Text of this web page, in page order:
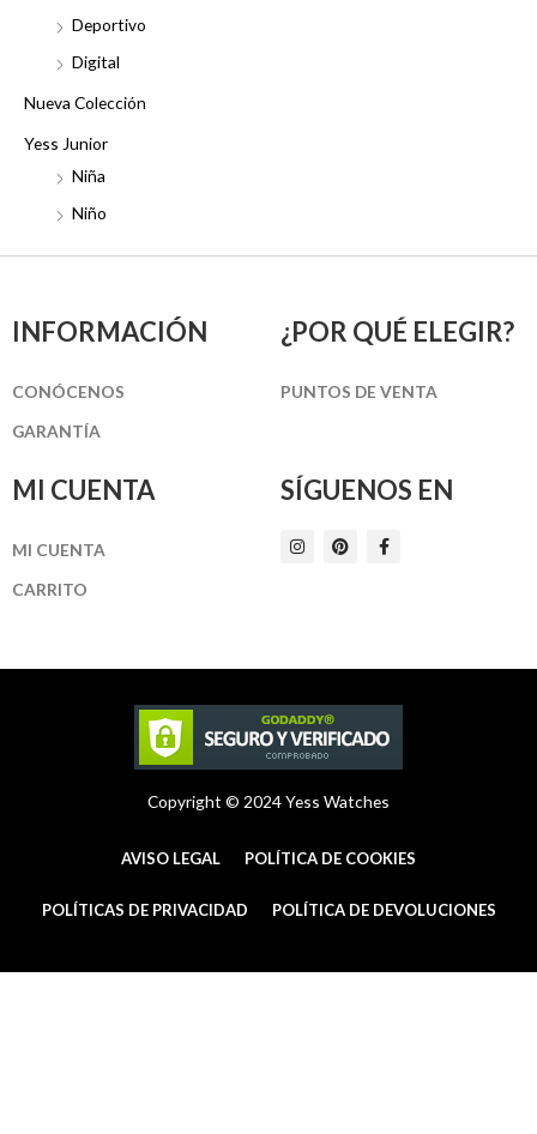
Deportivo
Digital
Nueva Colección
Yess Junior
Niña
Niño
INFORMACIÓN
CONÓCENOS
GARANTÍA
¿POR QUÉ ELEGIR?
PUNTOS DE VENTA
MI CUENTA
MI CUENTA
CARRITO
SÍGUENOS EN
I
n
m
P
i
t
F
a
-
Copyright © 2024 Yess Watches
AVISO LEGAL POLÍTICA DE COOKIES
POLÍTICAS DE PRIVACIDAD POLÍTICA DE DEVOLUCIONES